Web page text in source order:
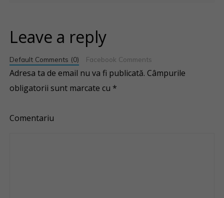
Leave a reply
Default Comments (0) Facebook Comments
Adresa ta de email nu va fi publicată. Câmpurile
obligatorii sunt marcate cu *
Comentariu